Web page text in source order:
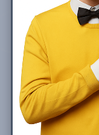
le carrousel
résultats
trafic
recherche
notre
des
contenus
classement
(taux de